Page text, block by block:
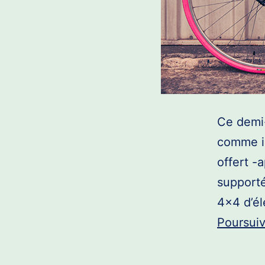
Ce
comme
offert -
4×4